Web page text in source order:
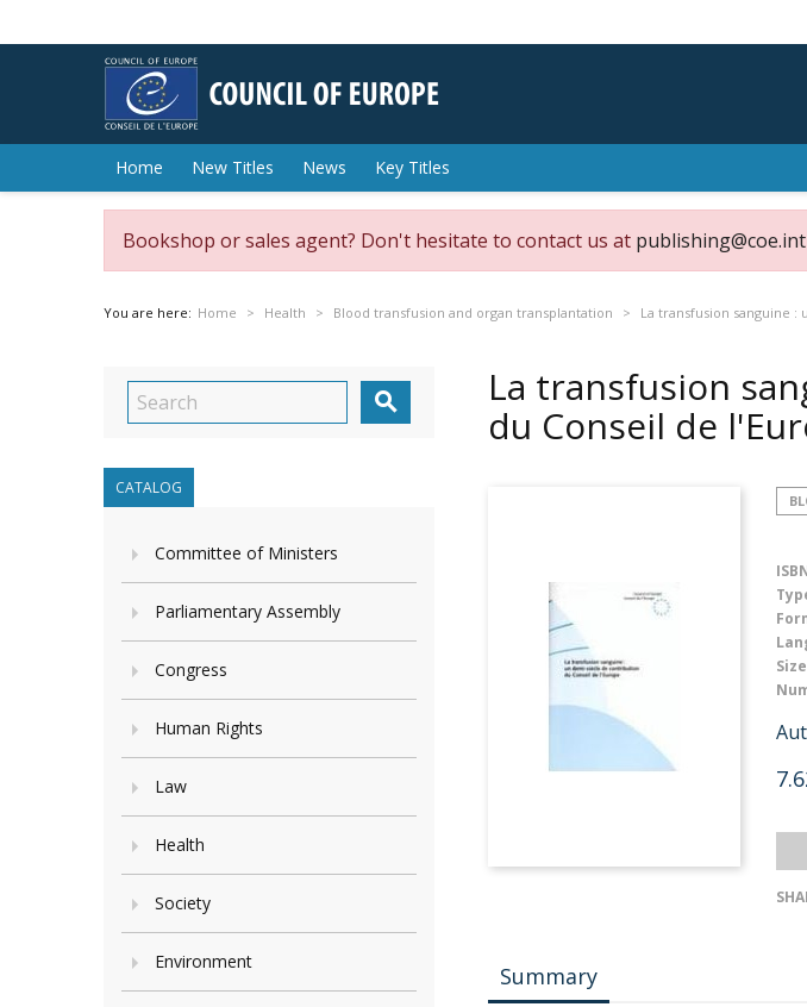
Home New Titles News Key Titles
Bookshop or sales agent? Don't hesitate to contact us at publishing@coe.int
You are here: Home Health Blood transfusion and organ transplantation La transfusion sanguine

CATALOG
Committee of Ministers
Parliamentary Assembly
Congress
Human Rights
Law
Health
Society
Environment
La transfusion
du Conseil de
Summary